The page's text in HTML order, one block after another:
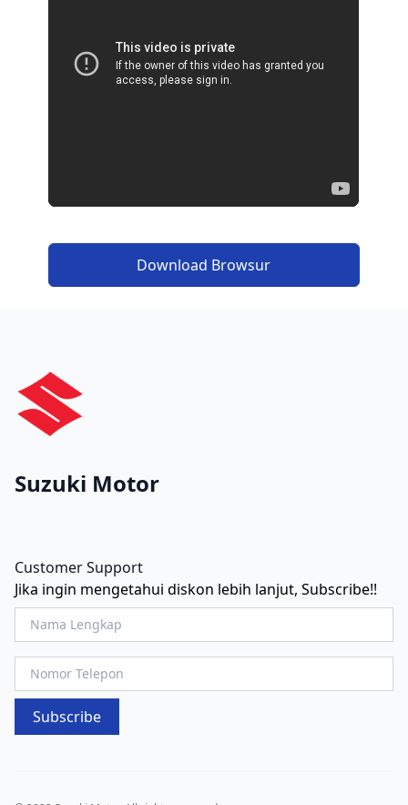
Download Browsur
Suzuki Motor
Customer Support
Jika ingin mengetahui diskon lebih lanjut, Subscribe!!
Subscribe